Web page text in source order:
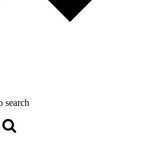
search